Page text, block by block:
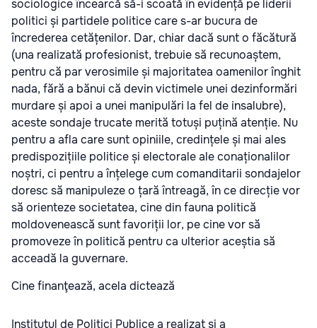
sociologice încearcă să-i scoată în evidență pe liderii
politici și partidele politice care s-ar bucura de
încrederea cetățenilor. Dar, chiar dacă sunt o făcătură
(una realizată profesionist, trebuie să recunoaștem,
pentru că par verosimile și majoritatea oamenilor înghit
nada, fără a bănui că devin victimele unei dezinformări
murdare și apoi a unei manipulări la fel de insalubre),
aceste sondaje trucate merită totuși puțină atenție. Nu
pentru a afla care sunt opiniile, credințele și mai ales
predispozițiile politice și electorale ale conaționalilor
noștri, ci pentru a înțelege cum comanditarii sondajelor
doresc să manipuleze o țară întreagă, în ce direcție vor
să orienteze societatea, cine din fauna politică
moldovenească sunt favoriții lor, pe cine vor să
promoveze în politică pentru ca ulterior aceștia să
acceadă la guvernare.
Cine finanţează, acela dictează
Institutul de Politici Publice a realizat și a